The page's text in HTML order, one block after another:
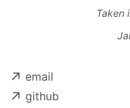
Taken
email
github